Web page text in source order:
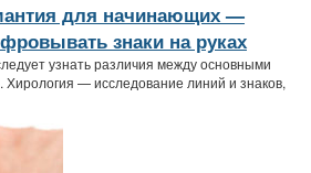
для начинающих —
знаки на руках
узнать различия между основными
Хирология — исследование линий и знаков,